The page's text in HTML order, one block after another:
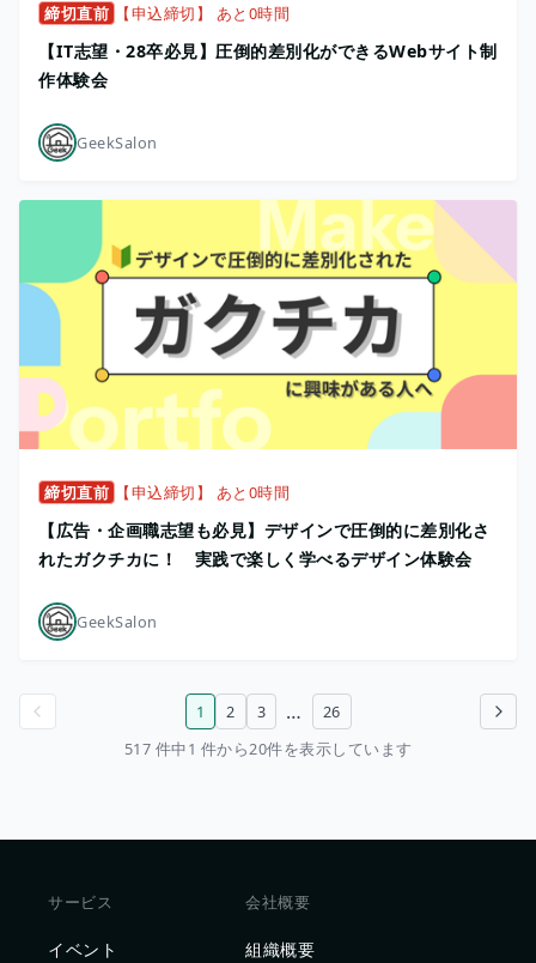
締切直前 【申込締切】 あと0時間
【IT志望・28卒必見】圧倒的差別化ができるWebサイト制
作体験会
GeekSalon
締切直前 【申込締切】 あと0時間
【広告・企画職志望も必見】デザインで圧倒的に差別化さ
れたガクチカに！ 実践で楽しく学べるデザイン体験会
GeekSalon
次のページ
1 2 3 …
26
517 件中1 件から20件を表示しています
サービス
イベント
会社概要
組織概要